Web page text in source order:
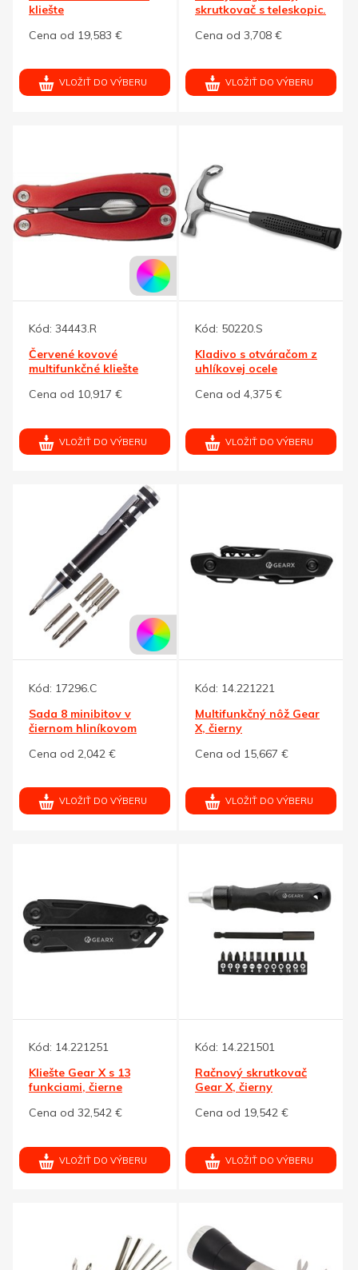
kliešte
Cena od 19,583 €
VLOŽIŤ DO VÝBERU
skrutkovač s teleskopic.
Cena od 3,708 €
VLOŽIŤ DO VÝBERU
Kód: 34443.R
Červené kovové
multifunkčné kliešte
Cena od 10,917 €
VLOŽIŤ DO VÝBERU
Kód: 50220.S
Kladivo s otváračom z
uhlíkovej ocele
Cena od 4,375 €
VLOŽIŤ DO VÝBERU
Kód: 17296.C
Sada 8 minibitov v
čiernom hliníkovom
Cena od 2,042 €
VLOŽIŤ DO VÝBERU
Kód: 14.221221
Multifunkčný nôž Gear
X, čierny
Cena od 15,667 €
VLOŽIŤ DO VÝBERU
Kód: 14.221251
Kliešte Gear X s 13
funkciami, čierne
Cena od 32,542 €
VLOŽIŤ DO VÝBERU
Kód: 14.221501
Račnový skrutkovač
Gear X, čierny
Cena od 19,542 €
VLOŽIŤ DO VÝBERU